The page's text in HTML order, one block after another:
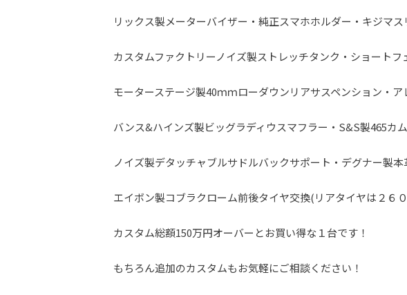
リックス製メーターバイザー・純正スマホホルダー・キジマ
カスタムファクトリーノイズ製ストレッチタンク・ショート
モーターステージ製40ｍｍローダウンリアサスペンション・
バンス&ハインズ製ビッグラディウスマフラー・S&S製465カ
ノイズ製デタッチャブルサドルバックサポート・デグナー製本
エイボン製コブラクローム前後タイヤ交換(リアタイヤは２６
カスタム総額150万円オーバーとお買い得な１台です！
もちろん追加のカスタムもお気軽にご相談ください！